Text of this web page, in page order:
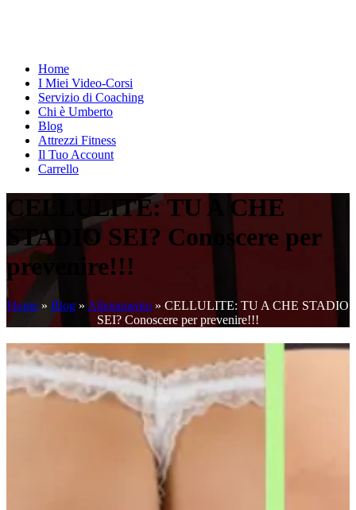
Home
I Miei Video-Corsi
Servizio di Coaching
Chi è Umberto
Blog
Attrezzi Fitness
Il Tuo Account
Carrello
CELLULITE: TU A CHE
STADIO SEI? Conoscere per
prevenire!!!
Home » Blog » Allenamento » CELLULITE: TU A CHE STADIO
SEI? Conoscere per prevenire!!!